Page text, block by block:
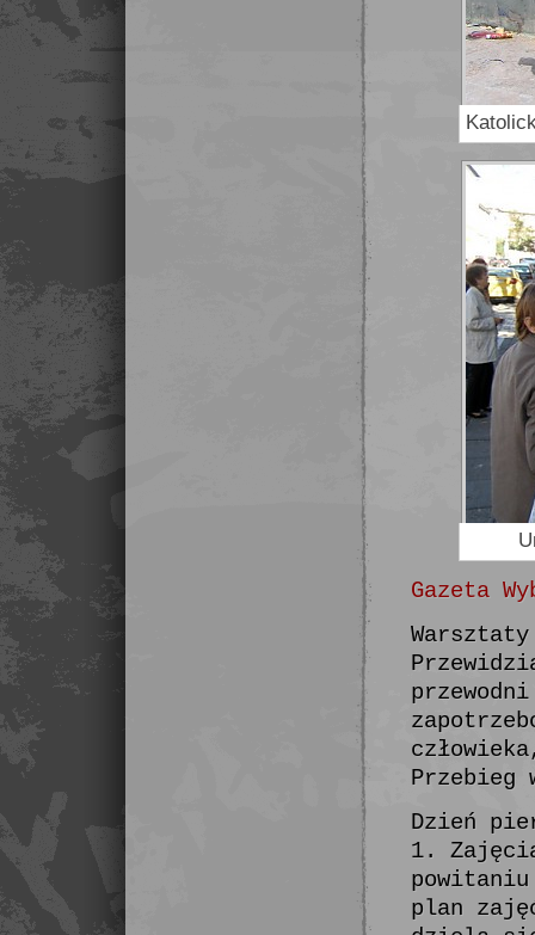
Gazeta
Przebieg
Dzień
1.
plan